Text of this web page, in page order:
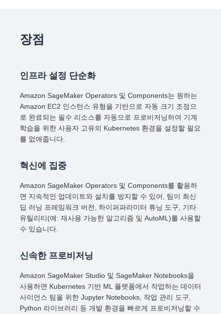
장점
인프라 설정 단순화
Amazon SageMaker Operators 및 Components는 원하는
Amazon EC2 인스턴스 유형을 기반으로 자동 크기 조정으
로 완료되는 필수 리소스를 자동으로 프로비저닝하여 기계
학습을 위한 사용자 고유의 Kubernetes 환경을 설정할 필요
를 없애줍니다.
혁신에 집중
Amazon SageMaker Operators 및 Components를 활용하
면 지속적인 업데이트와 설치를 방지할 수 있어, 팀이 최신
딥 러닝 프레임워크 버전, 하이퍼파라미터 튜닝 도구, 기타
유틸리티(예: 재사용 가능한 알고리즘 및 AutoML)를 사용할
수 있습니다.
신속한 프로비저닝
Amazon SageMaker Studio 및 SageMaker Notebooks을
사용하면 Kubernetes 기반 ML 플랫폼에서 작업하는 데이터
사이언스 팀을 위한 Jupyter Notebooks, 작업 관리 도구,
Python 라이브러리 등 개발 환경을 빠르게 프로비저닝할 수